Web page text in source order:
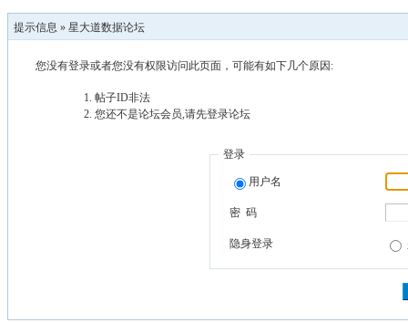
提示信息 » 星大道数据论坛
您没有登录或者您没有权限访问此页面，可能有如下几个原因:
帖子ID非法
您还不是论坛会员,请先登录论坛
登录
用户名
密 码
隐身登录